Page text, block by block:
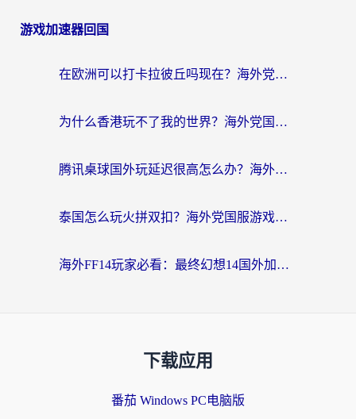
游戏加速器回国
在欧洲可以打卡拉彼丘吗现在？海外党国服游戏加速器终极避坑指南
为什么香港玩不了我的世界？海外党国服游戏加速终极解决方案
腾讯桌球国外玩延迟很高怎么办？海外党亲测有效的国服游戏加速指南
泰国怎么玩火拼双扣？海外党国服游戏加速终极指南（附暗区突围植物大战僵尸实测）
海外FF14玩家必看：最终幻想14国外加速器下载安装全攻略+卡顿解决秘籍
下载应用
番茄 Windows PC电脑版